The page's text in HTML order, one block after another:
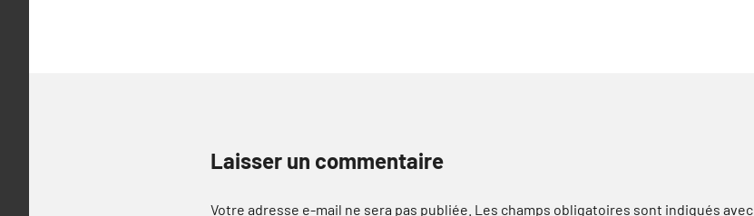
Laisser un commentaire
Votre adresse e-mail ne sera pas publiée. Les champs obligatoires sont indiqués avec